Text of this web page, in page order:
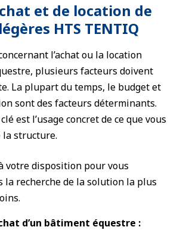
et de location de
HTS TENTIQ
l’achat ou la location
plusieurs facteurs doivent
La plupart du temps, le budget et
sont des facteurs déterminants.
est l’usage concret de ce que vous
structure.
votre disposition pour vous
la recherche de la solution la plus
d’un bâtiment équestre :